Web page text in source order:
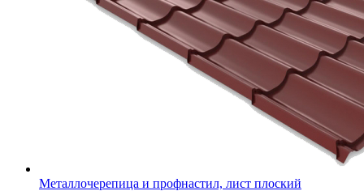
Металлочерепица и профнастил, лист плоский